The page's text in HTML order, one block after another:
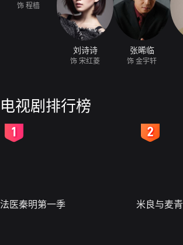
饰 程樯
刘诗诗
饰 宋红菱
张晞临
饰 金宇轩
电视剧排行榜
法医秦明第一季 米良与麦青